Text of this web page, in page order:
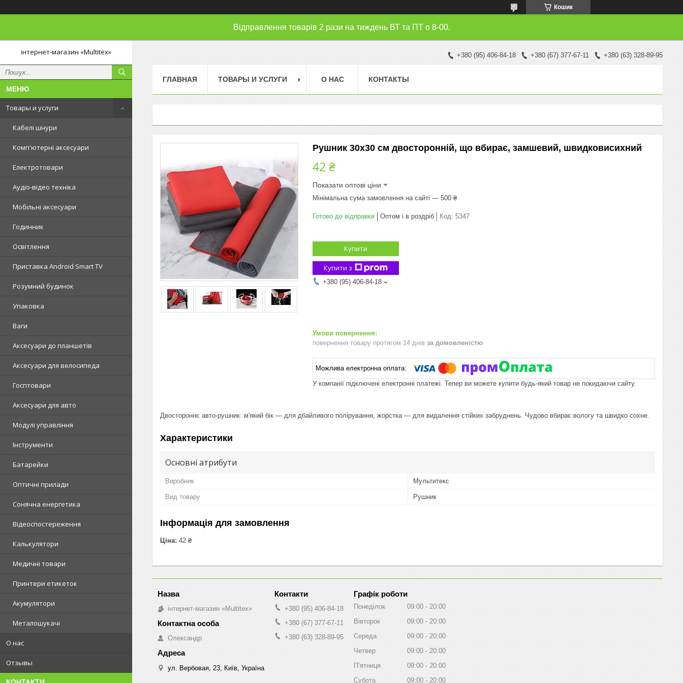
Кошик
Відправлення товарів 2 рази на тиждень ВТ та ПТ о 8-00.
інтернет-магазин «Multitex»
Товары и услуги
Кабелі шнури
Комп'ютерні аксесуари
Електротовари
Аудіо-відео техніка
Мобільні аксесуари
Годинник
Освітлення
Приставка Android Smart TV
Розумний будинок
Упаковка
Ваги
Аксесуари до планшетів
Аксесуари для велосипеда
Госптовари
Аксесуари для авто
Модулі управління
Інструменти
Батарейки
Оптичні прилади
Сонячна енергетика
Відеоспостереження
Калькулятори
Медичні товари
Принтери етикеток
Акумулятори
Металошукачі
О нас
Отзывы
+380 (95) 406-84-18 +380 (67) 377-67-11 +380 (63) 328-89-95
ГЛАВНАЯ ТОВАРЫ И УСЛУГИ О НАС КОНТАКТЫ
Рушник 30х30 см двосторонній, що вбирає, замшевий, швидковисихний
42 ₴
Показати оптові ціни
Мінімальна сума замовлення на сайті — 500 ₴
Готово до відправки Оптом і в роздріб Код: 5347
Купити
Купити з
+380 (95) 406-84-18
повернення товару протягом 14 днів за домовленістю
У компанії підключені електронні платежі. Тепер ви можете купити будь-який товар не покидаючи сайту.
Двостороннє авто-рушник: м'який бік — для дбайливого полірування, жорстка — для видалення стійких забруднень. Чудово вбирає вологу та швидко сохне.
Характеристики
Основні атрибути
Виробник Мультитекс
Вид товару Рушник
Інформація для замовлення
Ціна: 42 ₴
інтернет-магазин «Multitex»
Олександр
ул. Вербовая, 23, Київ, Україна
+380 (95) 406-84-18
+380 (67) 377-67-11
+380 (63) 328-89-95
Графік роботи
Понеділок 09:00
20:00
Вівторок
09:00
20:00
Середа
09:00
20:00
Четвер
09:00
20:00
Пʼятниця
09:00
20:00
Субота
09:00 20:00